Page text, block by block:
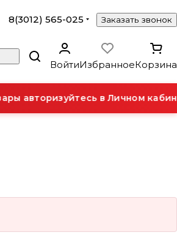
8(3012) 565-025 Заказать звонок
ВойтиИзбранноеКорзина
авторизуйтесь в Личном